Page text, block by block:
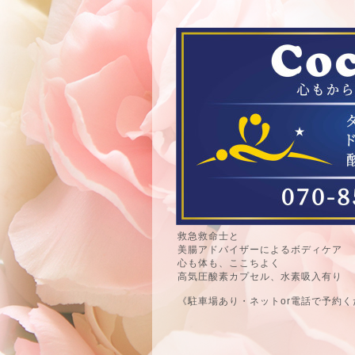
救急救命士と
美腸アドバイザーによるボディケア
心も体も、ここちよく
高気圧酸素カプセル、水素吸入有り
《駐車場あり・ネットor電話で予約